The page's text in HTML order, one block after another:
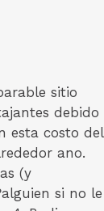
sitio
debido
esta costo del
ano.
(y
si no le